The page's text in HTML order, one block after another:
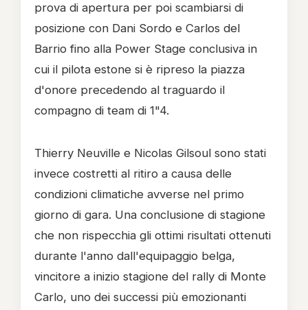
prova di apertura per poi scambiarsi di
posizione con Dani Sordo e Carlos del
Barrio fino alla Power Stage conclusiva in
cui il pilota estone si è ripreso la piazza
d'onore precedendo al traguardo il
compagno di team di 1"4.
Thierry Neuville e Nicolas Gilsoul sono stati
invece costretti al ritiro a causa delle
condizioni climatiche avverse nel primo
giorno di gara. Una conclusione di stagione
che non rispecchia gli ottimi risultati ottenuti
durante l'anno dall'equipaggio belga,
vincitore a inizio stagione del rally di Monte
Carlo, uno dei successi più emozionanti